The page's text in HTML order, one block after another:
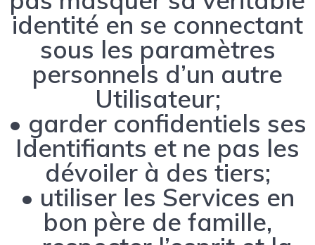
identité en se connectant
sous les paramètres
personnels d’un autre
Utilisateur;
• garder confidentiels ses
Identifiants et ne pas les
dévoiler à des tiers;
• utiliser les Services en
bon père de famille,